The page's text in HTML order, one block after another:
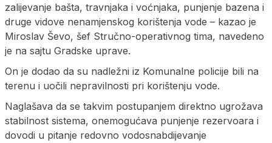
zalijevanje bašta, travnjaka i voćnjaka, punjenje bazena i
druge vidove nenamjenskog korištenja vode – kazao je
Miroslav Ševo, šef Stručno-operativnog tima, navedeno
je na sajtu Gradske uprave.
On je dodao da su nadležni iz Komunalne policije bili na
terenu i uočili nepravilnosti pri korištenju vode.
Naglašava da se takvim postupanjem direktno ugrožava
stabilnost sistema, onemogućava punjenje rezervoara i
dovodi u pitanje redovno vodosnabdijevanje